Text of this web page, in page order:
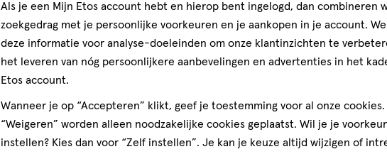
Gratis bezorging vanaf €35 Gratisretour binnen 30
4
Als je een Mijn Etos account hebt en hierop bent ingelogd, dan combineren
zoekgedrag met je persoonlijke voorkeuren en je aankopen in je account.
deze informatie voor analyse-doeleinden om onze klantinzichten te
het leveren van nóg persoonlijkere aanbevelingen en advertenties in het
Etos account.
Wanneer je op “Accepteren” klikt, geef je toestemming voor al onze cookies.
“Weigeren” worden alleen noodzakelijke cookies geplaatst. Wil je je
instellen? Kies dan voor “Zelf instellen”. Je kan je keuze altijd wijzigen of